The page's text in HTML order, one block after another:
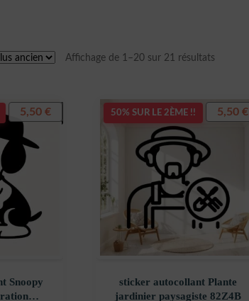
Affichage de 1–20 sur 21 résultats
récent
au
Snoopy
5,50€ 50% SUR LE 2ÈME !!
sticker autocollant Plante
jardinier paysagiste 82Z4B
5,50 €